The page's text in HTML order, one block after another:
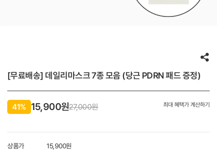
[무료배송] 데일리마스크 7종 모음 (당근 PDRN 패드 증정)
최대 혜택가 계산하기
41% 15,900원27,000원
상품가 15,900원